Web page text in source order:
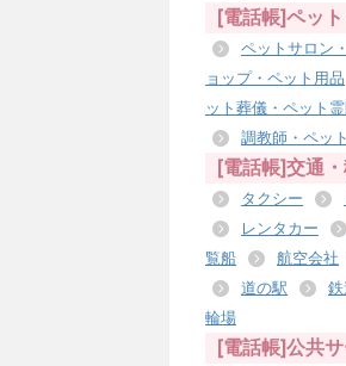
[電話帳]ペッ
ペットサロン
ョップ・ペット用品
ット葬儀・ペット
調教師・ペッ
[電話帳]交通
タクシー
レンタカー
覧船
航空会社
道の駅
輪場
[電話帳]公共